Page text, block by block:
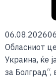
06.08.2026
Обласниот
Украина, ќе
за Болград“,